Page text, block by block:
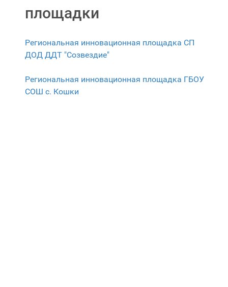
площадки
Региональная инновационная площадка СП
ДОД ДДТ "Созвездие"
Региональная инновационная площадка ГБОУ
СОШ с. Кошки